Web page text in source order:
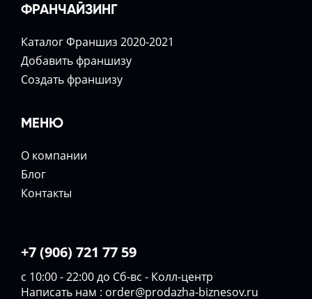
ФРАНЧАЙЗИНГ
Каталог Франшиз 2020-2021
Добавить франшизу
Создать франшизу
МЕНЮ
О компании
Блог
Контакты
+7 (906) 721 77 59
с 10:00 - 22:00 до Сб-вс - Колл-центр
Написать нам : order@prodazha-biznesov.ru